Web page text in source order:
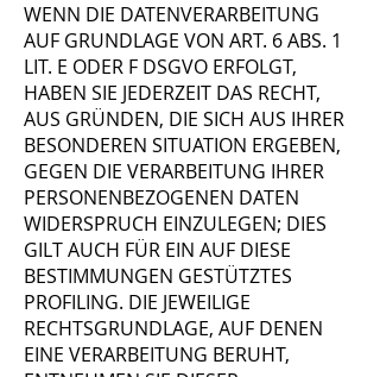
WENN DIE DATENVERARBEITUNG
AUF GRUNDLAGE VON ART. 6 ABS. 1
LIT. E ODER F DSGVO ERFOLGT,
HABEN SIE JEDERZEIT DAS RECHT,
AUS GRÜNDEN, DIE SICH AUS IHRER
BESONDEREN SITUATION ERGEBEN,
GEGEN DIE VERARBEITUNG IHRER
PERSONENBEZOGENEN DATEN
WIDERSPRUCH EINZULEGEN; DIES
GILT AUCH FÜR EIN AUF DIESE
BESTIMMUNGEN GESTÜTZTES
PROFILING. DIE JEWEILIGE
RECHTSGRUNDLAGE, AUF DENEN
EINE VERARBEITUNG BERUHT,